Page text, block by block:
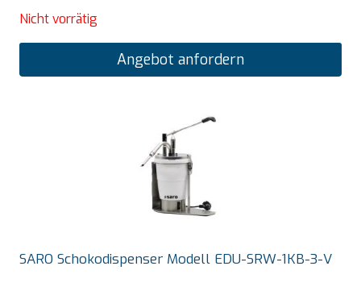
Nicht vorrätig
Angebot anfordern
SARO Schokodispenser Modell EDU-SRW-1KB-3-V